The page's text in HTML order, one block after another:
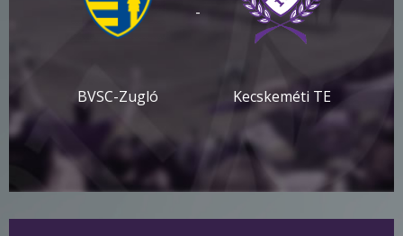
BVSC-Zugló
-
Kecskeméti TE